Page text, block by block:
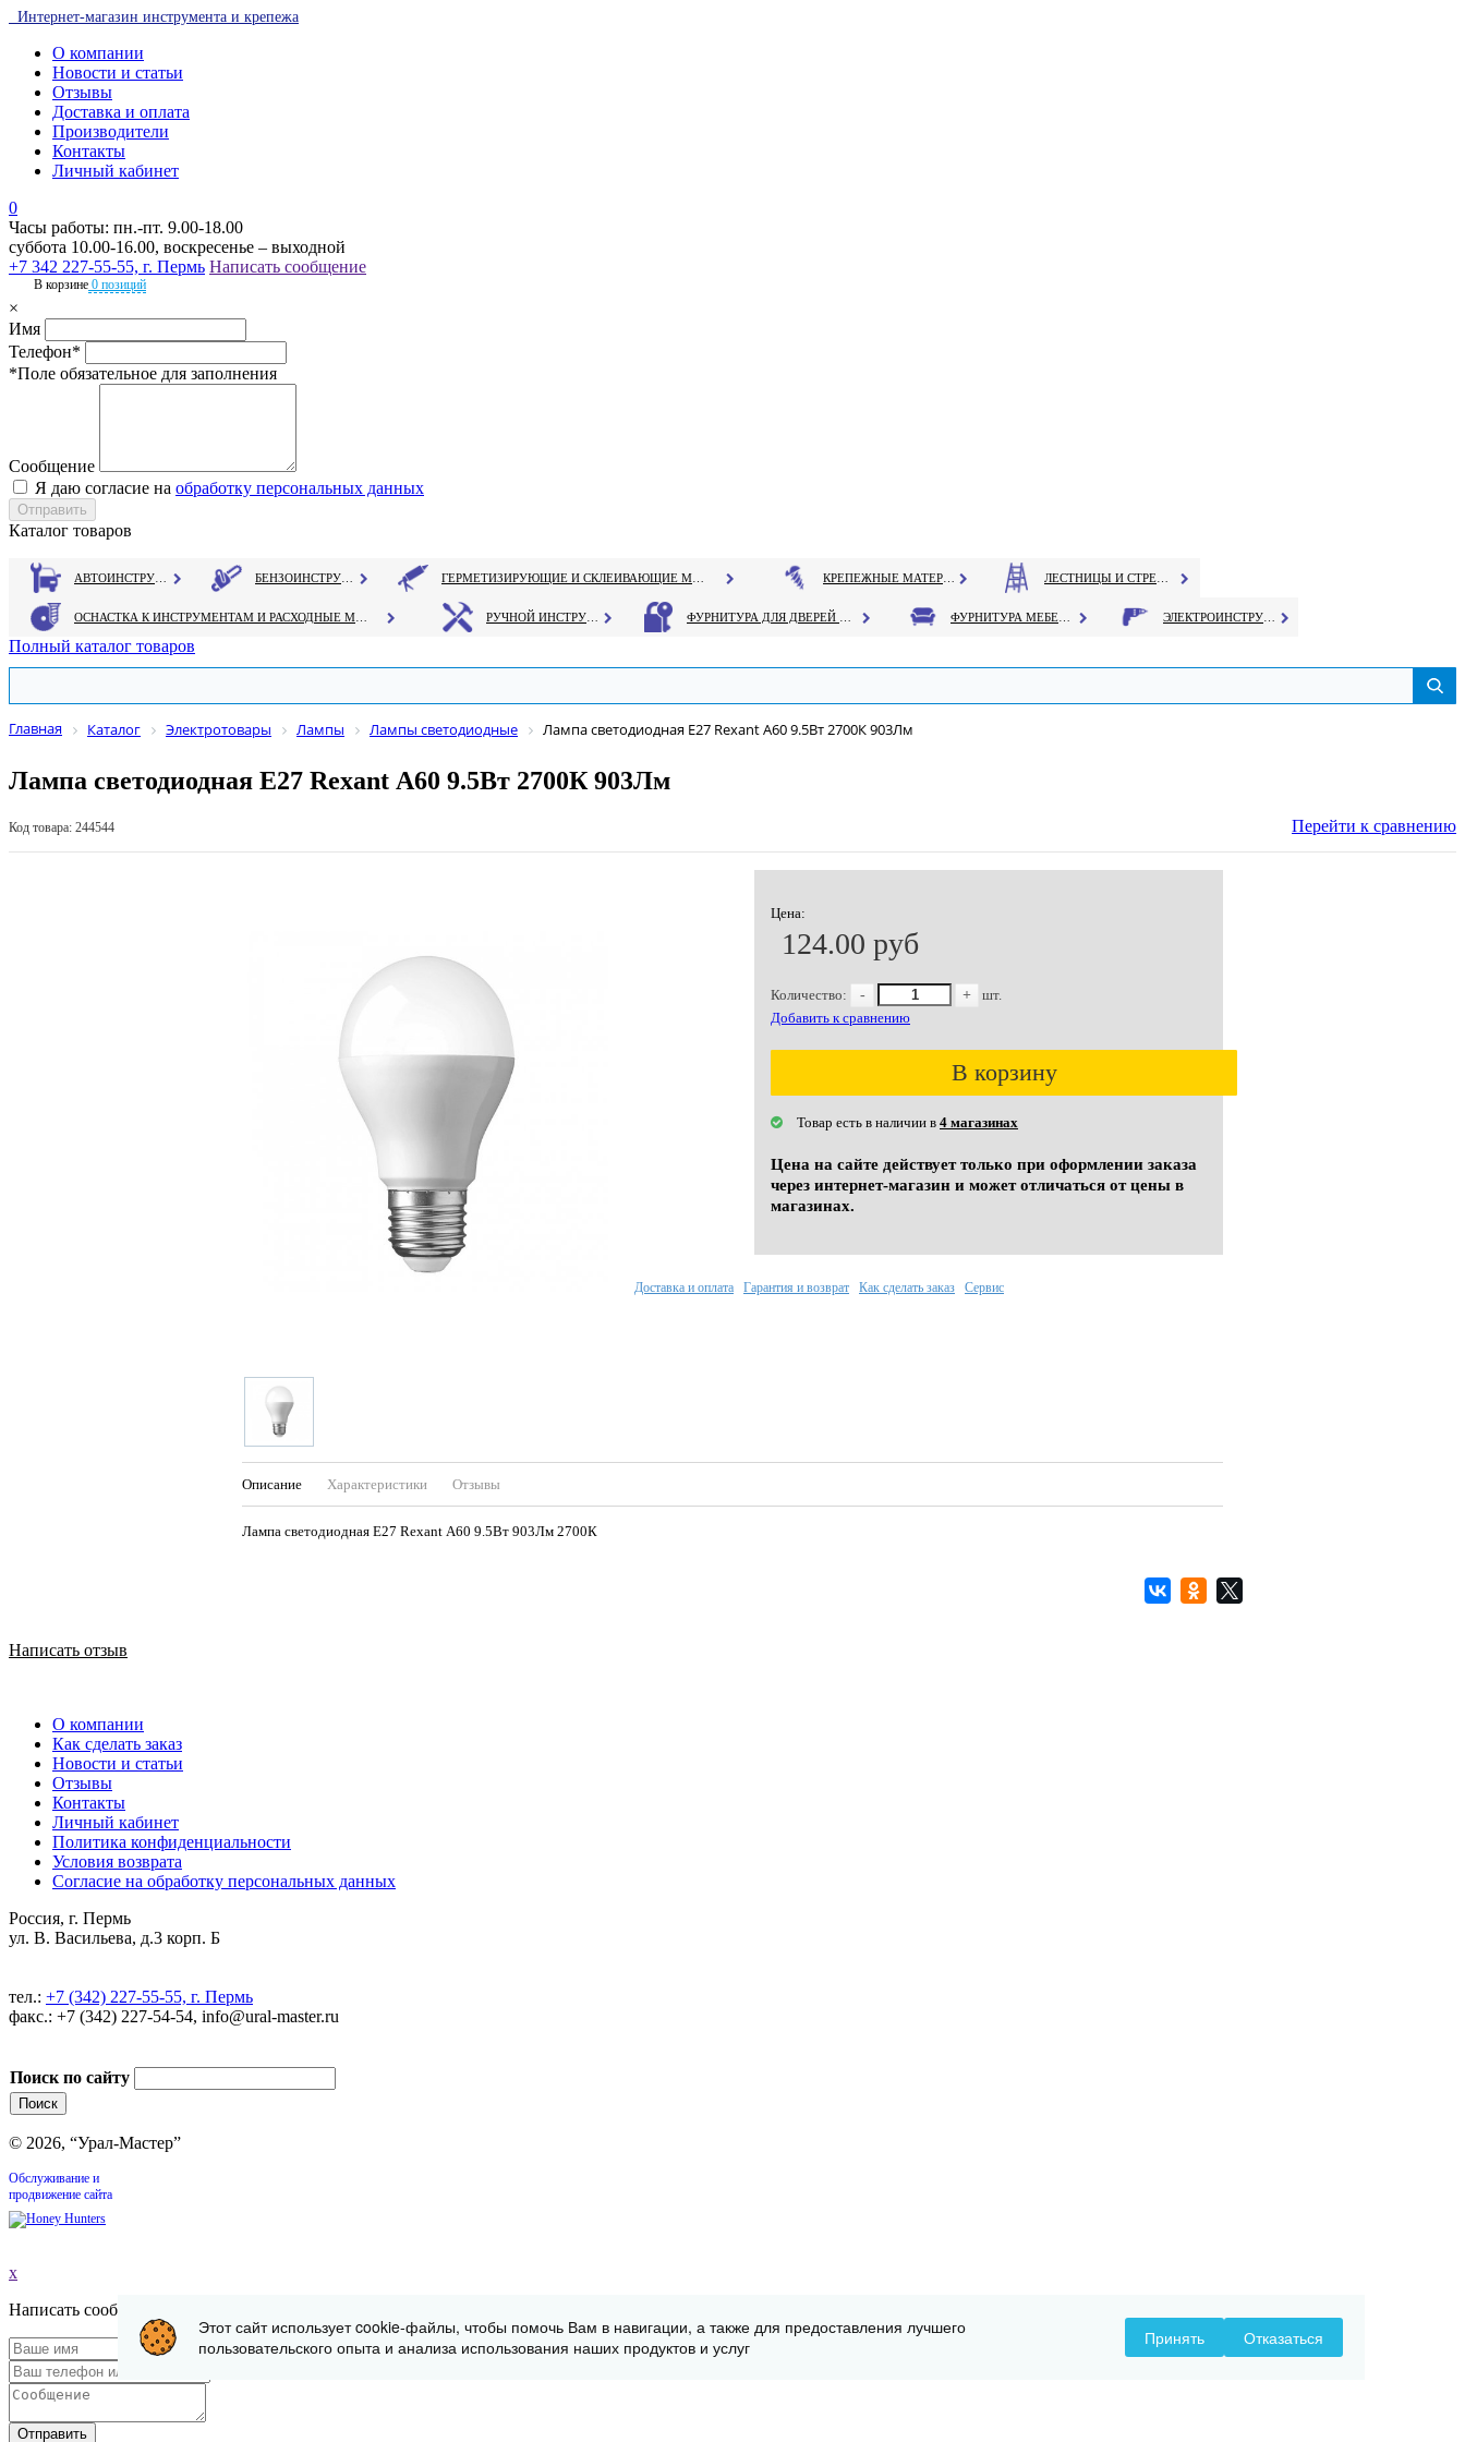
Интернет-магазин инструмента и крепежа
О компании
Новости и статьи
Отзывы
Доставка и оплата
Производители
Контакты
Личный кабинет
0
Часы работы: пн.-пт. 9.00-18.00
суббота 10.00-16.00, воскресенье – выходной
+7 342 227-55-55, г. Пермь Написать сообщение
В корзине 0 позиций
×
Имя
Телефон*
*Поле обязательное для заполнения
Сообщение
Я даю согласие на обработку персональных данных
Каталог товаров
Полный каталог товаров
Главная Каталог Электротовары Лампы Лампы светодиодные Лампа светодиодная Е27 Rexant А60 9.5Вт 2700К 903Лм
Лампа светодиодная Е27 Rexant А60 9.5Вт 2700К 903Лм
Код товара: 244544 Перейти к сравнению
Цена:
124.00 руб
Количество: - +
шт.
Добавить к сравнению
В корзину
Товар есть в наличии в 4 магазинах
Цена на сайте действует только при оформлении заказа
через интернет-магазин и может отличаться от цены в
магазинах.
Описание Характеристики Отзывы
Лампа светодиодная Е27 Rexant А60 9.5Вт 903Лм 2700К
Доставка и оплата Гарантия и возврат Как сделать заказ Сервис
Написать отзыв
О компании
Как сделать заказ
Новости и статьи
Отзывы
Контакты
Личный кабинет
Политика конфиденциальности
Условия возврата
Согласие на обработку персональных данных
Россия, г. Пермь
ул. В. Васильева, д.3 корп. Б
тел.: +7 (342) 227-55-55, г. Пермь
факс.: +7 (342) 227-54-54, info@ural-master.ru
Поиск по сайту
© 2026, “Урал-Мастер”
Обслуживание и
продвижение сайта
x
Написать сообщение
Отправить
Этот сайт использует cookie-файлы, чтобы помочь Вам в навигации, а также для предоставления лучшего
пользовательского опыта и анализа использования наших продуктов и услуг
Принять Отказаться